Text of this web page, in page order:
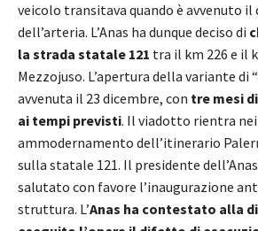
veicolo transitava quando è avvenuto il
dell’arteria. L’Anas ha dunque deciso di
la strada statale 121 tra il km 226 e il
Mezzojuso. L’apertura della variante di
avvenuta il 23 dicembre, con tre mesi
ai tempi previsti. Il viadotto rientra
ammodernamento dell’itinerario
sulla statale 121. Il presidente
salutato con favore l’inaugurazione
struttura. L’Anas ha contestato alla